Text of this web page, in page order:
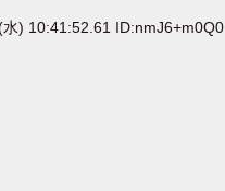
) 10:41:52.61 ID:nmJ6+m0Q0